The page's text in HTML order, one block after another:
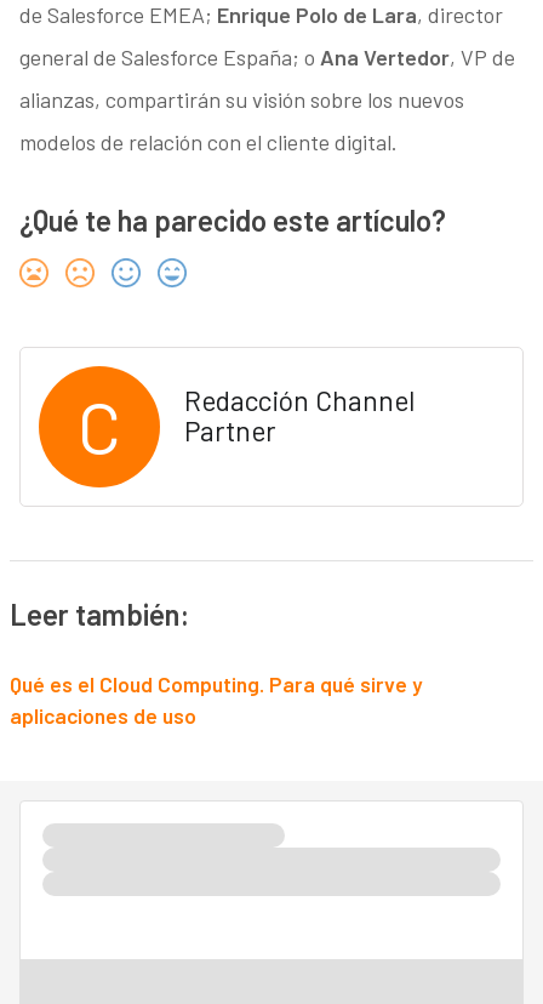
de Salesforce EMEA; Enrique Polo de Lara, director
general de Salesforce España; o Ana Vertedor, VP de
alianzas, compartirán su visión sobre los nuevos
modelos de relación con el cliente digital.
¿Qué te ha parecido este artículo?
C
Redacción Channel
Partner
Leer también:
Qué es el Cloud Computing. Para qué sirve y
aplicaciones de uso